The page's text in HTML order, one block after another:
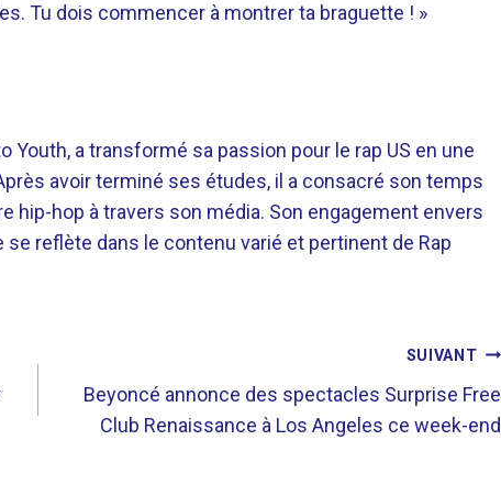
Tu dois commencer à montrer ta braguette ! »
Youth, a transformé sa passion pour le rap US en une
avoir terminé ses études, il a consacré son temps
hip-hop à travers son média. Son engagement envers
reflète dans le contenu varié et pertinent de Rap
SUIVANT
Beyoncé annonce des spectacles Surprise Free
Club Renaissance à Los Angeles ce week-end